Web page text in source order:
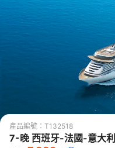
產品編號： T132518
7-晚 西班牙-法國-意大利